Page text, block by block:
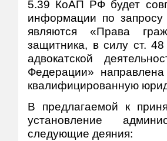
5.39 КоАП РФ будет
информации по запросу
являются «Права
защитника, в силу ст.
адвокатской
Федерации»
квалифицированную
В предлагаемой к
установление
следующие деяния: